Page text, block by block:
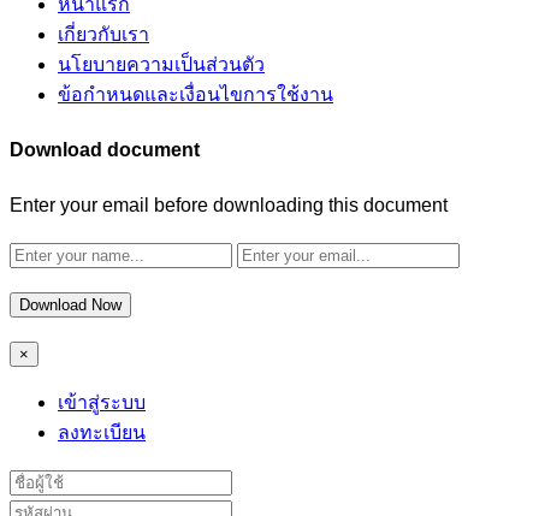
เกี่ยวกับเรา
นโยบายความเป็นส่วนตัว
ข้อกำหนดและเงื่อนไขการใช้งาน
Download document
Enter your email before downloading this document
Download Now
×
เข้าสู่ระบบ
ลงทะเบียน